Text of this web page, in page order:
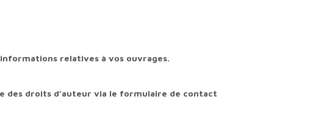
relatives à vos ouvrages.